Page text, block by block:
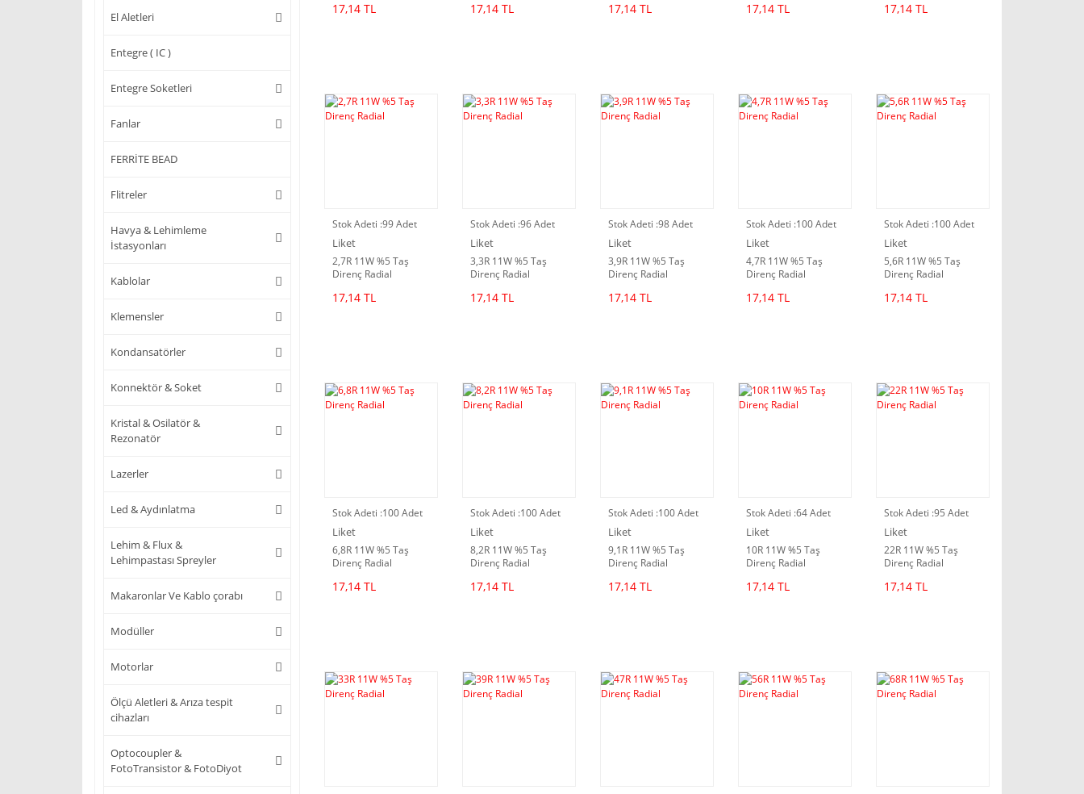
El Aletleri
Entegre ( IC )
Entegre Soketleri
Fanlar
FERRİTE BEAD
Flitreler
Havya & Lehimleme
İstasyonları
Kablolar
Klemensler
Kondansatörler
Konnektör & Soket
Kristal & Osilatör &
Rezonatör
Lazerler
Led & Aydınlatma
Lehim & Flux &
Lehimpastası Spreyler
Makaronlar Ve Kablo çorabı
Modüller
Motorlar
Ölçü Aletleri & Arıza tespit
cihazları
Optocoupler &
FotoTransistor & FotoDiyot
17,14 TL 17,14 TL 17,14 TL 17,14 TL 17,14 TL
Stok Adeti :99 Adet
Liket
2,7R 11W %5 Taş
Direnç Radial
17,14 TL
Stok Adeti :96 Adet
Liket
3,3R 11W %5 Taş
Direnç Radial
17,14 TL
Stok Adeti :98 Adet
Liket
3,9R 11W %5 Taş
Direnç Radial
17,14 TL
Stok Adeti :100 Adet
Liket
4,7R 11W %5 Taş
Direnç Radial
17,14 TL
Stok Adeti :100 Adet
Liket
5,6R 11W %5 Taş
Direnç Radial
17,14 TL
Stok Adeti :100 Adet
Liket
6,8R 11W %5 Taş
Direnç Radial
17,14 TL
Stok Adeti :100 Adet
Liket
8,2R 11W %5 Taş
Direnç Radial
17,14 TL
Stok Adeti :100 Adet
Liket
9,1R 11W %5 Taş
Direnç Radial
17,14 TL
Stok Adeti :64 Adet
Liket
10R 11W %5 Taş
Direnç Radial
17,14 TL
Stok Adeti :95 Adet
Liket
22R 11W %5 Taş
Direnç Radial
17,14 TL